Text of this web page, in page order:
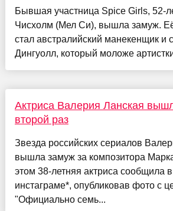
Бывшая участница Spice Girls, 52-
Чисхолм (Мел Си), вышла замуж.
стал австралийский манекенщик и
Дингуолл, который моложе
Актриса Валерия Ланская
второй раз
Звезда российских сериалов
вышла замуж за композитора
этом 38-летняя актриса сообщила
инстаграме*, опубликовав фото с
"Официально семь...